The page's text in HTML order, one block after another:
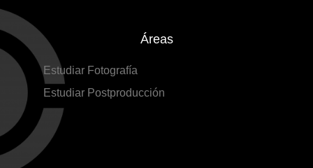
Áreas
Estudiar Fotografía
Estudiar Postproducción